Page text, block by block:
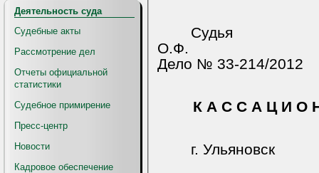
Деятельность суда
Судебные акты
Рассмотрение дел
Отчеты официальной
статистики
Судебное примирение
Пресс-центр
Новости
Кадровое обеспечение
О.Ф.
Дело № 33-214/2012
К А СС А Ц И О
г. Ульяновск